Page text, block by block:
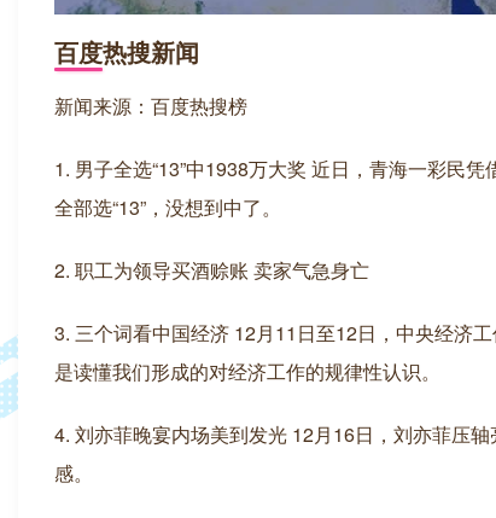
百度热搜新闻
新闻来源：百度热搜榜
1. 男子全选“13”中1938万大奖 近日，青海一彩民
全部选“13”，没想到中了。
2. 职工为领导买酒赊账 卖家气急身亡
3. 三个词看中国经济 12月11日至12日，中央经济
是读懂我们形成的对经济工作的规律性认识。
4. 刘亦菲晚宴内场美到发光 12月16日，刘亦菲压
感。